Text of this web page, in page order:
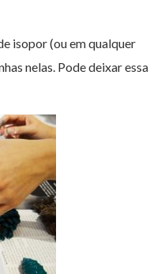
isopor (ou em qualquer
nelas. Pode deixar essa